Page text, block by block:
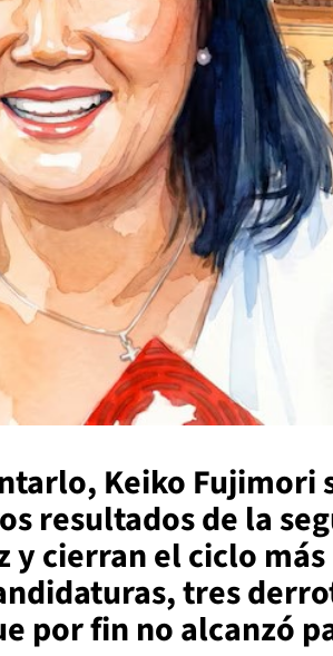
Keiko
resultados de la
y cierran el ciclo
tres
por fin no alcanzó